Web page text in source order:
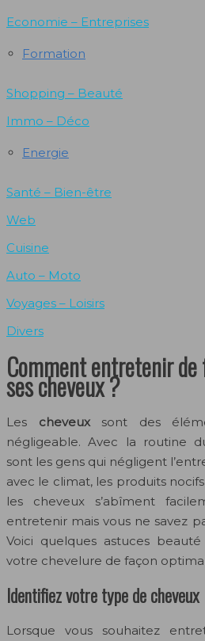
Economie – Entreprises
Formation
Shopping – Beauté
Immo – Déco
Energie
Santé – Bien-être
Web
Cuisine
Auto – Moto
Voyages – Loisirs
Divers
Comment entretenir
ses cheveux ?
Les cheveuxsont des
négligeable. Avec la routine
sont les gens qui négligent
avec le climat, les produits
les cheveux s’abîment
entretenir mais vous ne savez
Voici quelques astuces
votre chevelure de façon
Identifiez votre type de cheveux
Lorsque vous souhaitez